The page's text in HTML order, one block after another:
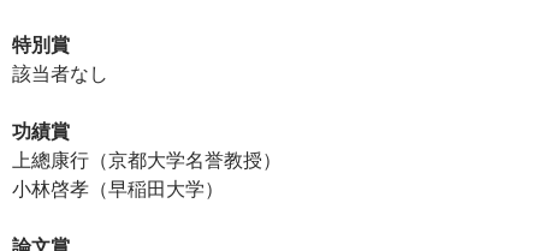
特別賞
該当者なし
功績賞
上總康行（京都大学名誉教授）
小林啓孝（早稲田大学）